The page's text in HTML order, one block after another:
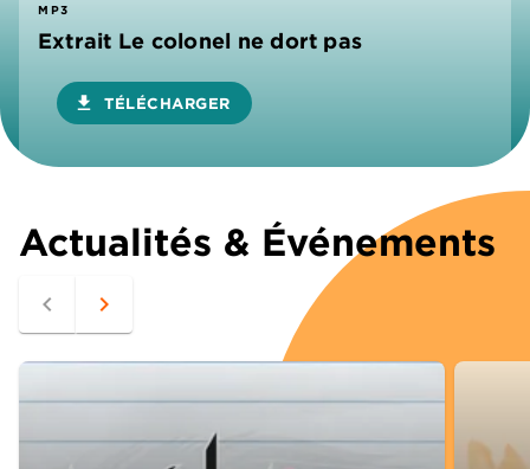
MP3
Extrait Le colonel ne dort pas
download TÉLÉCHARGER
Actualités & Événements
navigate_before navigate_next